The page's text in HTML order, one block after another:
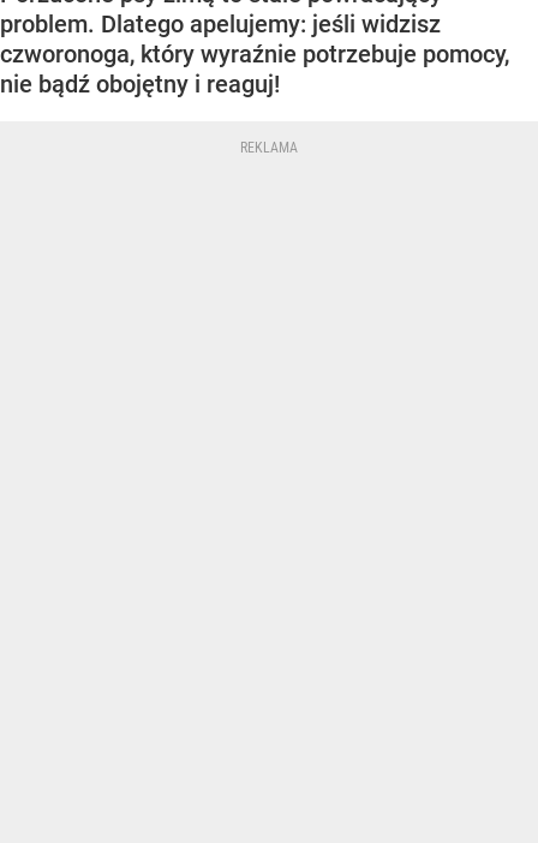
problem. Dlatego apelujemy: jeśli widzisz
czworonoga, który wyraźnie potrzebuje pomocy,
nie bądź obojętny i reaguj!